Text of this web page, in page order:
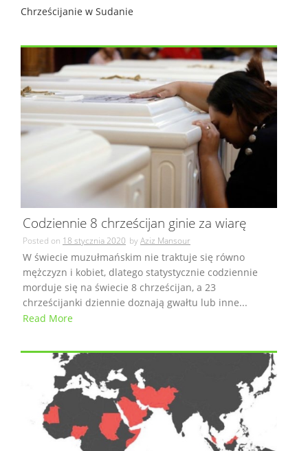
Chrześcijanie w Sudanie
Codziennie 8 chrześcijan ginie za wiarę
Posted on 18 stycznia 2020 byAziz Mansour
W świecie muzułmańskim nie traktuje się równo
mężczyzn i kobiet, dlatego statystycznie codziennie
morduje się na świecie 8 chrześcijan, a 23
chrześcijanki dziennie doznają gwałtu lub inne...
Read More